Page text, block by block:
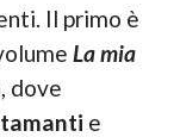
Il primo è
La mia
dove
e